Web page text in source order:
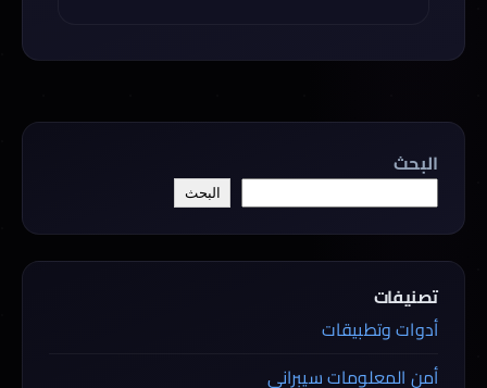
البحث
البحث
تصنيفات
أدوات وتطبيقات
أمن المعلومات سيبراني